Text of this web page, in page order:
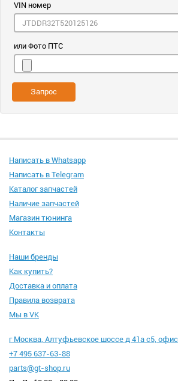
VIN номер
или Фото ПТС
Запрос
Написать в Whatsapp
Написать в Telegram
Каталог запчастей
Наличие запчастей
Магазин тюнинга
Контакты
Наши бренды
Как купить?
Доставка и оплата
Правила возврата
Мы в VK
г Москва, Алтуфьевское шоссе д 41а с5,
+7 495 637-63-88
parts@gt-shop.ru